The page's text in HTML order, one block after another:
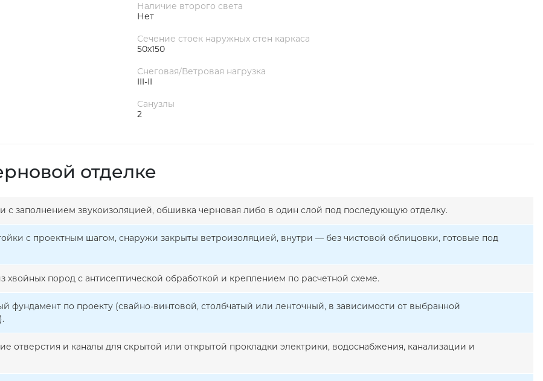
Наличие второго света
Нет
Сечение стоек наружных стен каркаса
50х150
Снеговая/Ветровая нагрузка
III-II
Санузлы
2
отделке
с заполнением звукоизоляцией, обшивка черновая либо в один слой под последующую отделку.
с проектным шагом, снаружи закрыты ветроизоляцией, внутри — без чистовой облицовки, готовые под
хвойных пород с антисептической обработкой и креплением по расчетной схеме.
фундамент по проекту (свайно-винтовой, столбчатый или ленточный, в зависимости от выбранной
отверстия и каналы для скрытой или открытой прокладки электрики, водоснабжения, канализации и